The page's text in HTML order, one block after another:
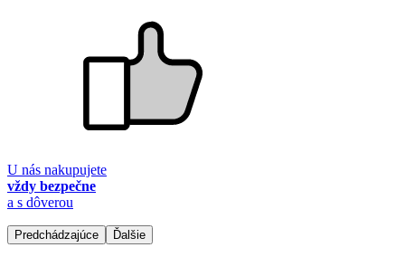
U nás nakupujete
vždy bezpečne
a s dôverou
Predchádzajúce Ďalšie